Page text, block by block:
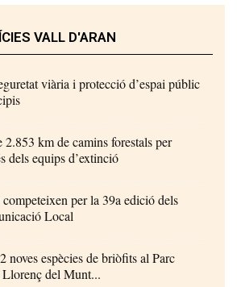
VALL D'ARAN
viària i protecció d’espai públic
km de camins forestals per
dels equips d’extinció
per la 39a edició dels
Local
noves espècies de briòfits al Parc
del Munt...